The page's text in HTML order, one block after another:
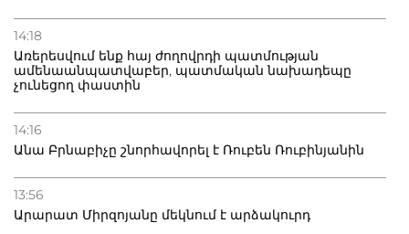
14:18
Առերեսվում ենք հայ ժողովրդի պատմության
ամենաանպատվաբեր, պատմական նախադեպը
չունեցող փաստին
14:16
Անա Բրնաբիչը շնորհավորել է Ռուբեն Ռուբինյանին
13:56
Արարատ Միրզոյանը մեկնում է արձակուրդ